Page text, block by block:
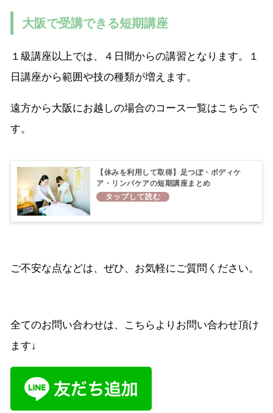
大阪で受講できる短期講座
１級講座以上では、４日間からの講習となります。１
日講座から範囲や技の種類が増えます。
遠方から大阪にお越しの場合のコース一覧はこちらで
す。
【休みを利用して取得】足つぼ・ボディケ
ア・リンパケアの短期講座まとめ
ご不安な点などは、ぜひ、お気軽にご質問ください。
全てのお問い合わせは、こちらよりお問い合わせ頂け
ます↓